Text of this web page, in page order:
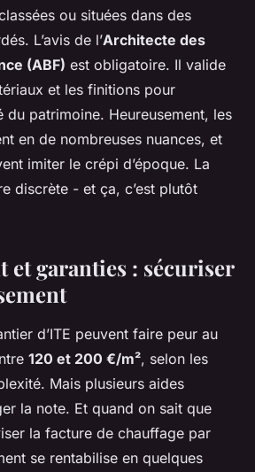
ou situées dans des
L’avis de l’Architecte des
(ABF) est obligatoire. Il valide
et les finitions pour
du patrimoine. Heureusement, les
en de nombreuses nuances, et
imiter le crépi d’époque. La
discrète - et ça, c’est plutôt
et garanties : sécuriser
d’ITE peuvent faire peur au
120 et 200 €/m², selon les
Mais plusieurs aides
la note. Et quand on sait que
la facture de chauffage par
se rentabilise en quelques